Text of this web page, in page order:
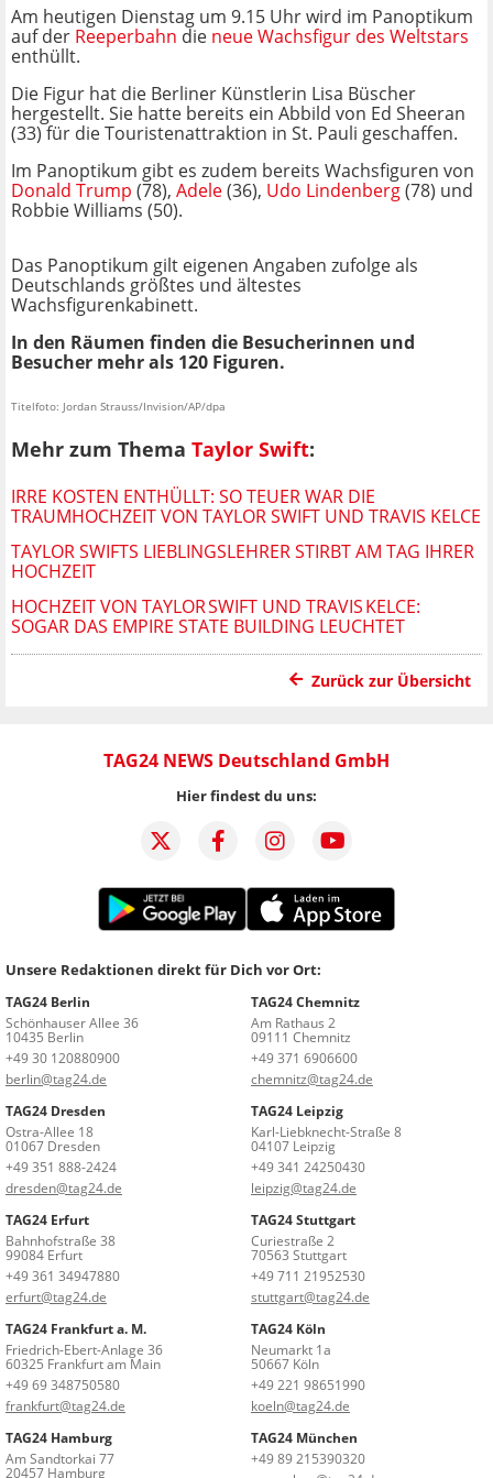
Am heutigen Dienstag um 9.15 Uhr wird im Panoptikum
auf der Reeperbahn die neue Wachsfigur des Weltstars
enthüllt.
Die Figur hat die Berliner Künstlerin Lisa Büscher
hergestellt. Sie hatte bereits ein Abbild von Ed Sheeran
(33) für die Touristenattraktion in St. Pauli geschaffen.
Im Panoptikum gibt es zudem bereits Wachsfiguren von
Donald Trump (78), Adele(36), Udo Lindenberg(78) und
Robbie Williams (50).
Das Panoptikum gilt eigenen Angaben zufolge als
Deutschlands größtes und ältestes
Wachsfigurenkabinett.
In den Räumen finden die Besucherinnen und
Besucher mehr als 120 Figuren.
Titelfoto: Jordan Strauss/Invision/AP/dpa
Mehr zum Thema Taylor Swift:
IRRE KOSTEN ENTHÜLLT: SO TEUER WAR DIE
TRAUMHOCHZEIT VON TAYLOR SWIFT UND TRAVIS KELCE
TAYLOR SWIFTS LIEBLINGSLEHRER STIRBT AM TAG IHRER
HOCHZEIT
HOCHZEIT VON TAYLOR SWIFT UND TRAVIS KELCE:
SOGAR DAS EMPIRE STATE BUILDING LEUCHTET
Zurück zur Übersicht
TAG24 NEWS Deutschland GmbH
Hier findest du uns:
Unsere Redaktionen direkt für Dich vor Ort:
TAG24 Berlin
Schönhauser Allee 36
10435 Berlin
+49 30 120880900
berlin@tag24.de
TAG24 Chemnitz
Am Rathaus 2
09111 Chemnitz
+49 371 6906600
chemnitz@tag24.de
TAG24 Dresden
Ostra-Allee 18
01067 Dresden
+49 351 888-2424
dresden@tag24.de
TAG24 Leipzig
Karl-Liebknecht-Straße 8
04107 Leipzig
+49 341 24250430
leipzig@tag24.de
TAG24 Erfurt
Bahnhofstraße 38
99084 Erfurt
+49 361 34947880
erfurt@tag24.de
TAG24 Stuttgart
Curiestraße 2
70563 Stuttgart
+49 711 21952530
stuttgart@tag24.de
TAG24 Frankfurt a. M.
Friedrich-Ebert-Anlage 36
60325 Frankfurt am Main
+49 69 348750580
frankfurt@tag24.de
TAG24 Köln
Neumarkt 1a
50667 Köln
+49 221 98651990
koeln@tag24.de
TAG24 Hamburg
Am Sandtorkai 77
20457 Hamburg
TAG24 München
+49 89 215390320